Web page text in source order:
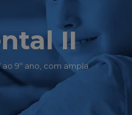
II
9º ano, com ampla